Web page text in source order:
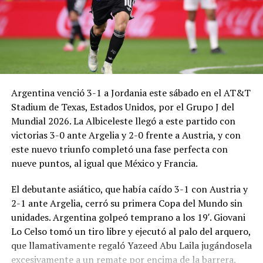
Argentina venció 3-1 a Jordania este sábado en el AT&T
Stadium de Texas, Estados Unidos, por el Grupo J del
Mundial 2026. La Albiceleste llegó a este partido con
victorias 3-0 ante Argelia y 2-0 frente a Austria, y con
este nuevo triunfo completó una fase perfecta con
nueve puntos, al igual que México y Francia.
El debutante asiático, que había caído 3-1 con Austria y
2-1 ante Argelia, cerró su primera Copa del Mundo sin
unidades. Argentina golpeó temprano a los 19′. Giovani
Lo Celso tomó un tiro libre y ejecutó al palo del arquero,
que llamativamente regaló Yazeed Abu Laila jugándosela
excesivamente a un remate por encima de la barrera.